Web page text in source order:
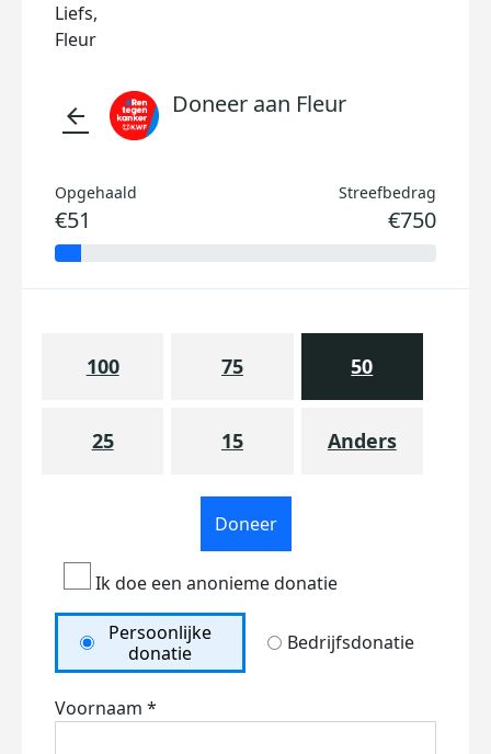
Liefs,
Fleur
arrow_back Doneer aan Fleur
Opgehaald
€51
Streefbedrag
€750
100 75 50
25 15 Anders
Doneer
Ik doe een anonieme donatie
Persoonlijke
donatie
Bedrijfsdonatie
Voornaam *